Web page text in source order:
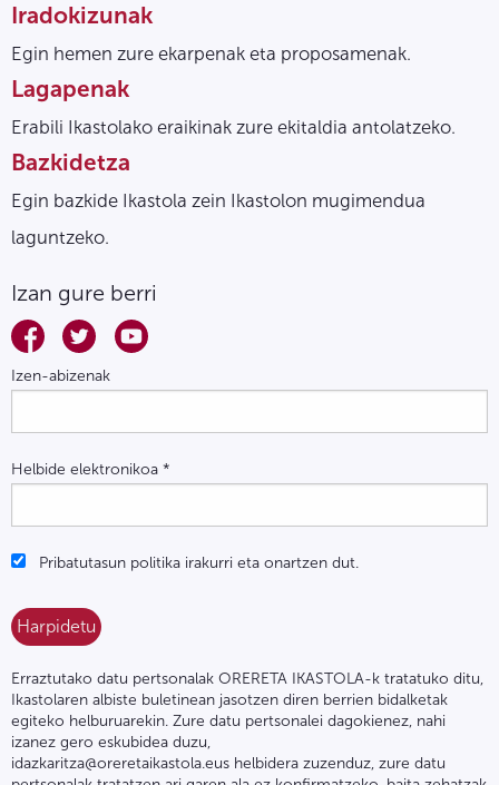
Iradokizunak
Egin hemen zure ekarpenak eta proposamenak.
Lagapenak
Erabili Ikastolako eraikinak zure ekitaldia antolatzeko.
Bazkidetza
Egin bazkide Ikastola zein Ikastolon mugimendua
laguntzeko.
Izan gure berri
Izen-abizenak
Helbide elektronikoa *
Pribatutasun politika irakurri eta onartzen dut.
Erraztutako datu pertsonalak ORERETA IKASTOLA-k tratatuko ditu,
Ikastolaren albiste buletinean jasotzen diren berrien bidalketak
egiteko helburuarekin. Zure datu pertsonalei dagokienez, nahi
izanez gero eskubidea duzu,
idazkaritza@oreretaikastola.eus helbidera zuzenduz, zure datu